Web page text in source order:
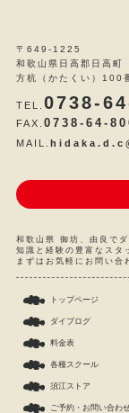
〒649-1225
和歌山県日高郡日高町
方杭（かたくい）100
TEL. 0738-
FAX. 0738-64-
MAIL.
和歌山県 御坊、由良で
知識と経験の豊富なスタ
まずはお気軽にお問い合
トップページ
ダイブログ
料金表
各種スクール
須江ストア
ご予約・お問い合わ